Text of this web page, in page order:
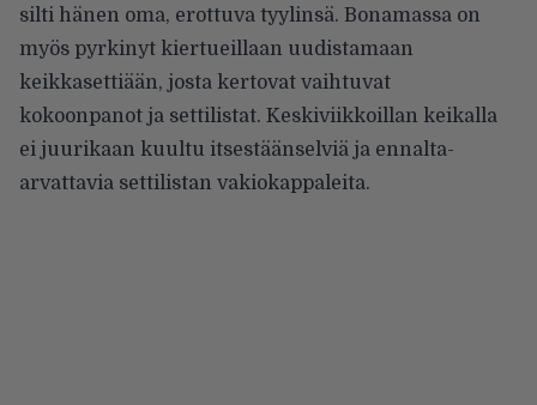
silti hänen oma, erottuva tyylinsä. Bonamassa on
myös pyrkinyt kiertueillaan uudistamaan
keikkasettiään, josta kertovat vaihtuvat
kokoonpanot ja settilistat. Keskiviikkoillan keikalla
ei juurikaan kuultu itsestäänselviä ja ennalta-
arvattavia settilistan vakiokappaleita.